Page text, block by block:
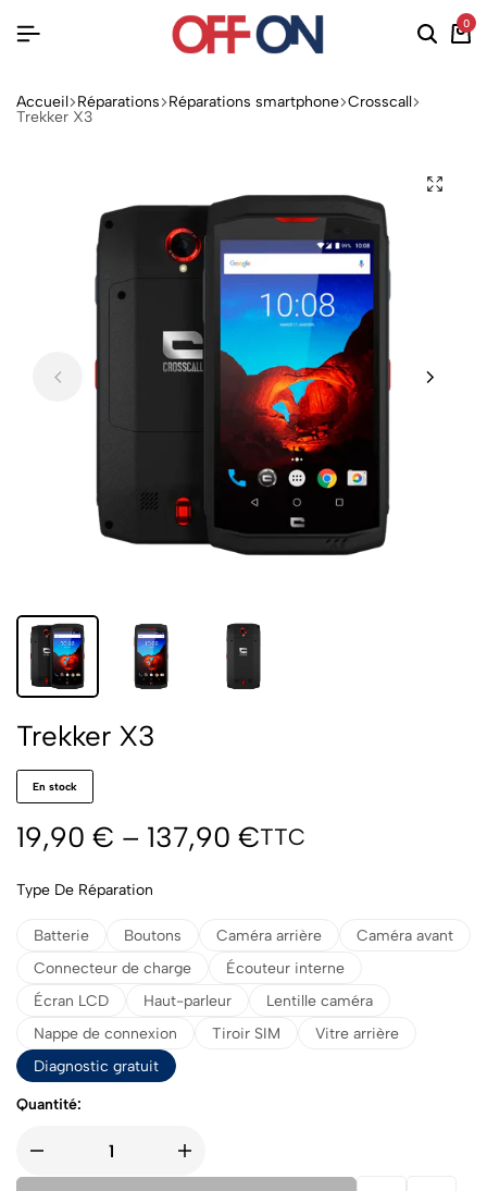
0
Accueil Réparations Réparations smartphone Crosscall
Trekker X3
Trekker X3
En stock
19,90 € – 137,90 €TTC
Type De Réparation
Batterie Boutons Caméra arrière
Caméra avant
Connecteur de charge
Écouteur interne
Écran LCD
Haut-parleur
Lentille caméra
Nappe de connexion
Tiroir SIM
Vitre arrière
Diagnostic gratuit
Quantité: